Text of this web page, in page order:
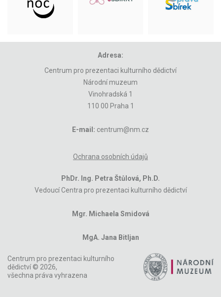
Adresa:
Centrum pro prezentaci kulturního dědictví
Národní muzeum
Vinohradská 1
110 00 Praha 1
E-mail: centrum@nm.cz
Ochrana osobních údajů
PhDr. Ing. Petra Štůlová, Ph.D.
Vedoucí Centra pro prezentaci kulturního dědictví
Mgr. Michaela Smidová
MgA. Jana Bitljan
Centrum pro prezentaci kulturního
dědictví © 2026,
všechna práva vyhrazena